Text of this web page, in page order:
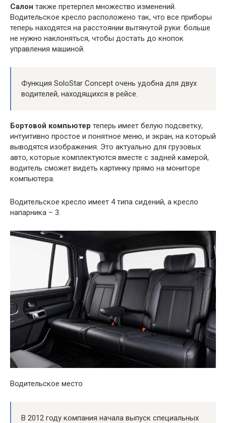
Салон также претерпел множество изменений.
Водительское кресло расположено так, что все приборы
теперь находятся на расстоянии вытянутой руки: больше
не нужно наклоняться, чтобы достать до кнопок
управления машиной.
Функция SoloStar Concept очень удобна для двух
водителей, находящихся в рейсе.
Бортовой компьютер теперь имеет белую подсветку,
интуитивно простое и понятное меню, и экран, на который
выводятся изображения. Это актуально для грузовых
авто, которые комплектуются вместе с задней камерой,
водитель сможет видеть картинку прямо на мониторе
компьютера.
Водительское кресло имеет 4 типа сидений, а кресло
напарника – 3.
Водительское место
В 2012 году компания начала выпуск специальных